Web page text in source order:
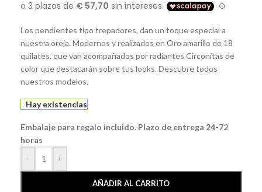
Los pendientes tipo trepadores, dan un toque especial a
nuestra oreja. Modernos y realizados en Oro amarillo de 18
quilates, que van acompañados por radiantes Circonitas de
color que destacarán sobre tus looks. Descubre todos
nuestros modelos.
Hay existencias
Embalaje para regalo incluido. Plazo de entrega 24-72
horas
-
+
AÑADIR AL CARRITO